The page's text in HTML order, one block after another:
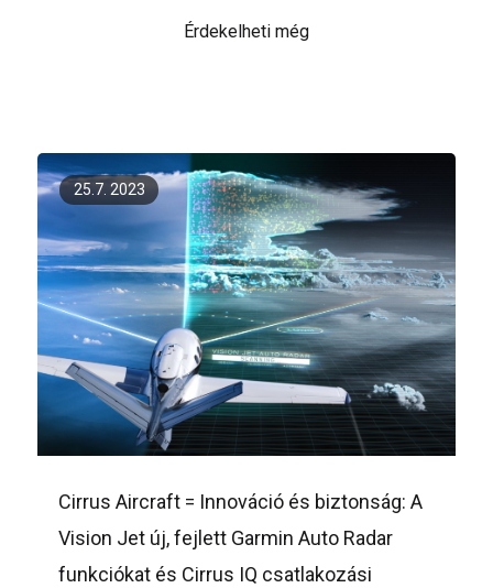
Érdekelheti még
25.7. 2023
Cirrus Aircraft = Innováció és biztonság: A
Vision Jet új, fejlett Garmin Auto Radar
funkciókat és Cirrus IQ csatlakozási